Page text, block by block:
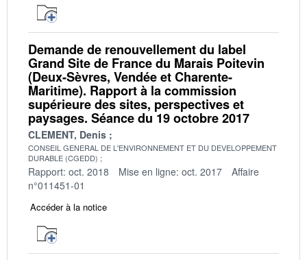
Demande de renouvellement du label
Grand Site de France du Marais Poitevin
(Deux-Sèvres, Vendée et Charente-
Maritime). Rapport à la commission
supérieure des sites, perspectives et
paysages. Séance du 19 octobre 2017
CLEMENT, Denis
CONSEIL GENERAL DE L'ENVIRONNEMENT ET DU DEVELOPPEMENT
DURABLE (CGEDD)
Rapport: oct. 2018 Mise en ligne: oct. 2017
Affaire
n°011451-01
Accéder à la notice